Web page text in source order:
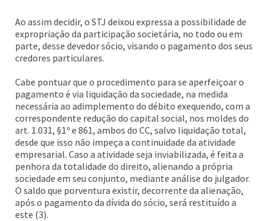
Ao assim decidir, o STJ deixou expressa a possibilidade de
expropriação da participação societária, no todo ou em
parte, desse devedor sócio, visando o pagamento dos seus
credores particulares.
Cabe pontuar que o procedimento para se aperfeiçoar o
pagamento é via liquidação da sociedade, na medida
necessária ao adimplemento do débito exequendo, com a
correspondente redução do capital social, nos moldes do
art. 1.031, §1º e 861, ambos do CC, salvo liquidação total,
desde que isso não impeça a continuidade da atividade
empresarial. Caso a atividade seja inviabilizada, é feita a
penhora da totalidade do direito, alienando a própria
sociedade em seu conjunto, mediante análise do julgador.
O saldo que porventura existir, decorrente da alienação,
após o pagamento da dívida do sócio, será restituído a
este (3).